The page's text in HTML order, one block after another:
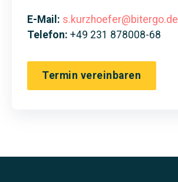
E-Mail: s.kurzhoefer@bitergo.de
Telefon: +49 231 878008-68
Termin vereinbaren